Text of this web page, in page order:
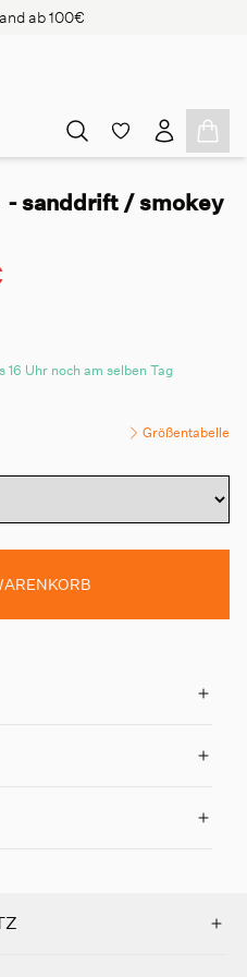
ab 100€
- sanddrift / smokey
Uhr noch am selben Tag
Größentabelle